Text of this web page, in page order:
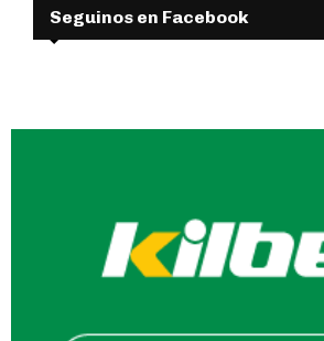
Seguinos en Facebook